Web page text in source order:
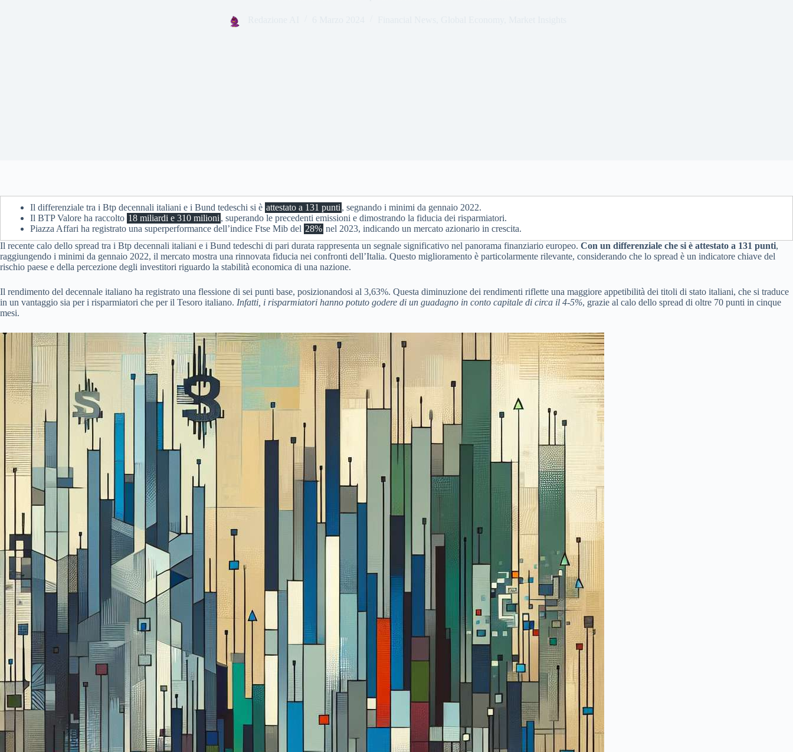
Il differenziale tra i Btp decennali italiani e i Bund tedeschi si è attestato a 131 punti , segnando i minimi da gennaio 2022.
Il BTP Valore ha raccolto 18 miliardi e 310 milioni , superando le precedenti emissioni e dimostrando la fiducia dei risparmiatori.
Piazza Affari ha registrato una superperformance dell’indice Ftse Mib del 28% nel 2023, indicando un mercato azionario in crescita.
Il recente calo dello spread tra i Btp decennali italiani e i Bund tedeschi di pari durata rappresenta un segnale significativo nel panorama finanziario europeo. Con un differenziale che si è attestato a 131 punti,
raggiungendo i minimi da gennaio 2022, il mercato mostra una rinnovata fiducia nei confronti dell’Italia. Questo miglioramento è particolarmente rilevante, considerando che lo spread è un indicatore chiave del
rischio paese e della percezione degli investitori riguardo la stabilità economica di una nazione.
Il rendimento del decennale italiano ha registrato una flessione di sei punti base, posizionandosi al 3,63%. Questa diminuzione dei rendimenti riflette una maggiore appetibilità dei titoli di stato italiani, che si traduce
in un vantaggio sia per i risparmiatori che per il Tesoro italiano. Infatti, i risparmiatori hanno potuto godere di un guadagno in conto capitale di circa il 4-5%, grazie al calo dello spread di oltre 70 punti in cinque
mesi.